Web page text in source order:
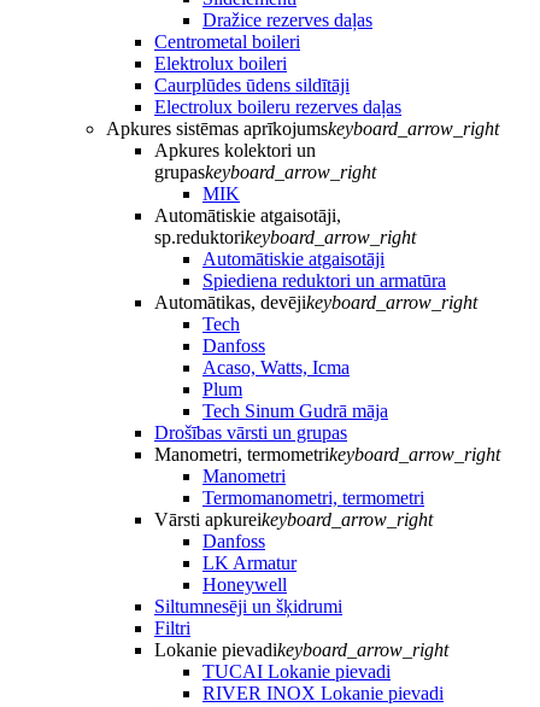
Dražice rezerves daļas
Centrometal boileri
Elektrolux boileri
Caurplūdes ūdens sildītāji
Electrolux boileru rezerves daļas
Apkures sistēmas aprīkojumskeyboard_arrow_right
Apkures kolektori un
grupaskeyboard_arrow_right
MIK
Automātiskie atgaisotāji,
sp.reduktorikeyboard_arrow_right
Automātiskie atgaisotāji
Spiediena reduktori un armatūra
Automātikas, devējikeyboard_arrow_right
Tech
Danfoss
Acaso, Watts, Icma
Plum
Tech Sinum Gudrā māja
Drošības vārsti un grupas
Manometri, termometrikeyboard_arrow_right
Manometri
Termomanometri, termometri
Vārsti apkureikeyboard_arrow_right
Danfoss
LK Armatur
Honeywell
Siltumnesēji un šķidrumi
Filtri
Lokanie pievadikeyboard_arrow_right
TUCAI Lokanie pievadi
RIVER INOX Lokanie pievadi